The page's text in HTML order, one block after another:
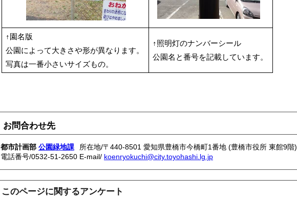
↑園名版
公園によって大きさや形が異なります。
写真は一番小さいサイズもの。
↑照明灯のナンバーシール
公園名と番号を記載しています。
お問合わせ先
都市計画部 公園緑地課
所在地/〒440-8501 愛知県豊橋市今橋町1番地 (豊橋市役所 東館9階)
電話番号/0532-51-2650 E-mail/ koenryokuchi@city.toyohashi.lg.jp
このページに関するアンケート